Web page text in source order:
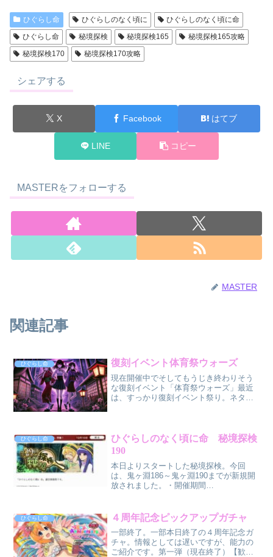
ひぐらし命 ひぐらしのなく頃に
ひぐらしのなく頃に命
ひぐらし命
秘境探検 秘境探検165
秘境探検165攻略
秘境探検170
秘境探検170攻略
シェアする
X Facebook はてブ
LINE コピー
MASTERをフォローする
MASTER
関連記事
ひぐらし命 復刻イベント体育祭ウォーズ
現在開催中でそしてもうじき終わりそう
な復刻イベント「体育祭ウォーズ」最近
は、すっかり復刻イベント祭り。ネタ切
ひぐらし命
ひぐらしのなく頃に命 秘境探検
190
本日よりスタートした秘境探検。今回
は、鬼ヶ淵186～鬼ヶ淵190までが新規開
放されました。・開催期間
SSR【食いしんぼサキュバス】公由一
穂 タイプ：中衛 ...
ひぐらし命 ４周年記念ピックアップガチャ
一部終了。一部本日終了の４周年記念ガ
チャ。情報としては遅いですが、能力の
ご紹介です。第一弾（現在終了）【歓び